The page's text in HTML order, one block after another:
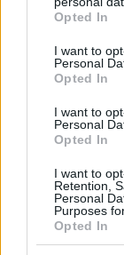
grant or deny
use your data
consent section.
Opted In
I want to
Personal
Opted In
I want to
Personal
Opted In
I want to
Retention,
Personal
Purposes
Opted In
Γιάνης
βαθμό που
πλευρές να
κ. Τσίπρα,«η
χρέους δεν
εγκλωβισμός
ρόλο που
κ. Βαρουφάκη,